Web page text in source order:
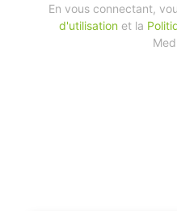
En vous connectant,
d'utilisation et la